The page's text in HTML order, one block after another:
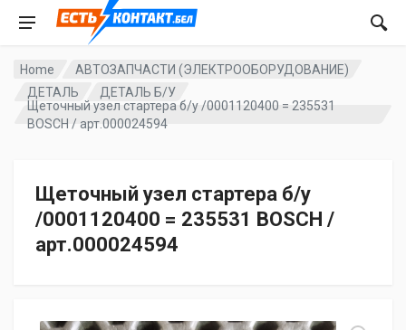
Home
АВТОЗАПЧАСТИ (ЭЛЕКТРООБОРУДОВАНИЕ)
ДЕТАЛЬ
ДЕТАЛЬ Б/У
Щеточный узел стартера б/у /0001120400 = 235531
BOSCH / арт.000024594
Щеточный узел стартера б/у
/0001120400 = 235531 BOSCH /
арт.000024594